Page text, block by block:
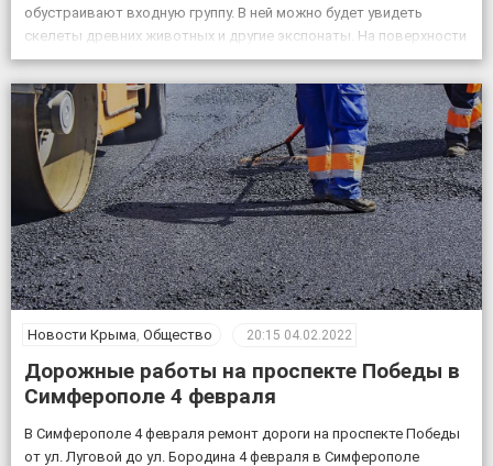
обустраивают входную группу. В ней можно будет увидеть
скелеты древних животных и другие экспонаты. На поверхности
возле пещеры появится музей и ландшафтный парк. Фото:
пресс-служба КФУ Дата открытия уникального […]
Новости Крыма, Общество 20:15 04.02.2022
Дорожные работы на проспекте Победы в
Симферополе 4 февраля
В Симферополе 4 февраля ремонт дороги на проспекте Победы
от ул. Луговой до ул. Бородина 4 февраля в Симферополе